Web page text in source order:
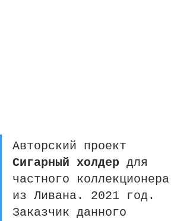
Авторский проект
Сигарный холдер для
частного коллекционера
из Ливана. 2021 год.
Заказчик данного